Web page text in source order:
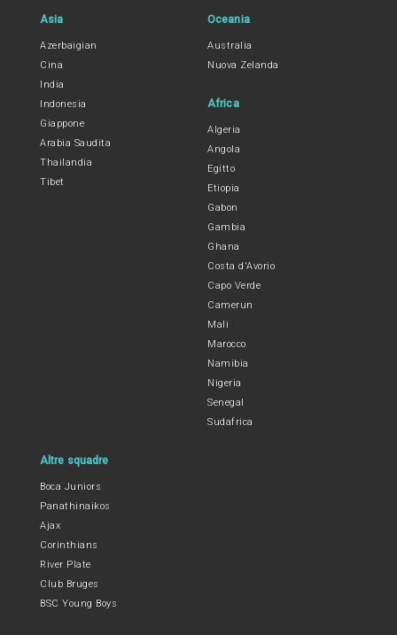
Asia
Azerbaigian
Cina
India
Indonesia
Giappone
Arabia Saudita
Thailandia
Tibet
Oceania
Australia
Nuova Zelanda
Africa
Algeria
Angola
Egitto
Etiopia
Gabon
Gambia
Ghana
Costa d'Avorio
Capo Verde
Camerun
Mali
Marocco
Namibia
Nigeria
Senegal
Sudafrica
Altre squadre
Boca Juniors
Panathinaikos
Ajax
Corinthians
River Plate
Club Bruges
BSC Young Boys